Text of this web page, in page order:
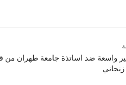
واسعة ضد اساتذة جامعة طهران من
زنجاني